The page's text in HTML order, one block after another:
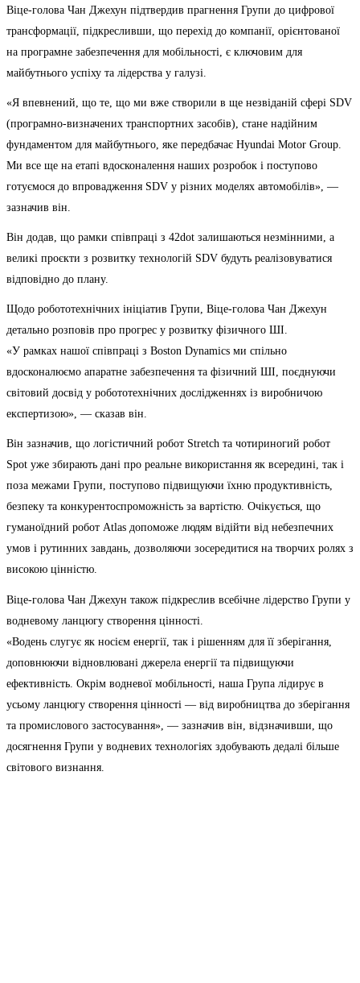
Віце-голова Чан Джехун підтвердив прагнення Групи до цифрової
трансформації, підкресливши, що перехід до компанії, орієнтованої
на програмне забезпечення для мобільності, є ключовим для
майбутнього успіху та лідерства у галузі.
«Я впевнений, що те, що ми вже створили в ще незвіданій сфері SDV
(програмно-визначених транспортних засобів), стане надійним
фундаментом для майбутнього, яке передбачає Hyundai Motor Group.
Ми все ще на етапі вдосконалення наших розробок і поступово
готуємося до впровадження SDV у різних моделях автомобілів», —
зазначив він.
Він додав, що рамки співпраці з 42dot залишаються незмінними, а
великі проєкти з розвитку технологій SDV будуть реалізовуватися
відповідно до плану.
Щодо робототехнічних ініціатив Групи, Віце-голова Чан Джехун
детально розповів про прогрес у розвитку фізичного ШІ.
«У рамках нашої співпраці з Boston Dynamics ми спільно
вдосконалюємо апаратне забезпечення та фізичний ШІ, поєднуючи
світовий досвід у робототехнічних дослідженнях із виробничою
експертизою», — сказав він.
Він зазначив, що логістичний робот Stretch та чотириногий робот
Spot уже збирають дані про реальне використання як всередині, так і
поза межами Групи, поступово підвищуючи їхню продуктивність,
безпеку та конкурентоспроможність за вартістю. Очікується, що
гуманоїдний робот Atlas допоможе людям відійти від небезпечних
умов і рутинних завдань, дозволяючи зосередитися на творчих ролях з
високою цінністю.
Віце-голова Чан Джехун також підкреслив всебічне лідерство Групи у
водневому ланцюгу створення цінності.
«Водень слугує як носієм енергії, так і рішенням для її зберігання,
доповнюючи відновлювані джерела енергії та підвищуючи
ефективність. Окрім водневої мобільності, наша Група лідирує в
усьому ланцюгу створення цінності — від виробництва до зберігання
та промислового застосування», — зазначив він, відзначивши, що
досягнення Групи у водневих технологіях здобувають дедалі більше
світового визнання.